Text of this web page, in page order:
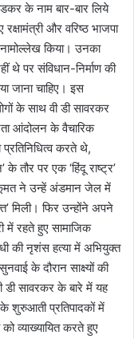
के नाम बार-बार लिये
और वरिष्ठ भाजपा
किया। उनका
थे पर संविधान-निर्माण की
जाना चाहिए। इस
के साथ वी डी सावरकर
आंदोलन के वैचारिक
करते थे,
के तौर पर एक ‘हिंदू राष्ट्र’
ने उन्हें अंडमान जेल में
मिली। फिर उन्होंने अपने
में रहते हुए सामाजिक
की नृशंस हत्या में अभियुक्त
के दौरान साक्ष्यों की
डी सावरकर के बारे में यह
के शुरुआती प्रतिपादकों में
व्याख्यायित करते हुए